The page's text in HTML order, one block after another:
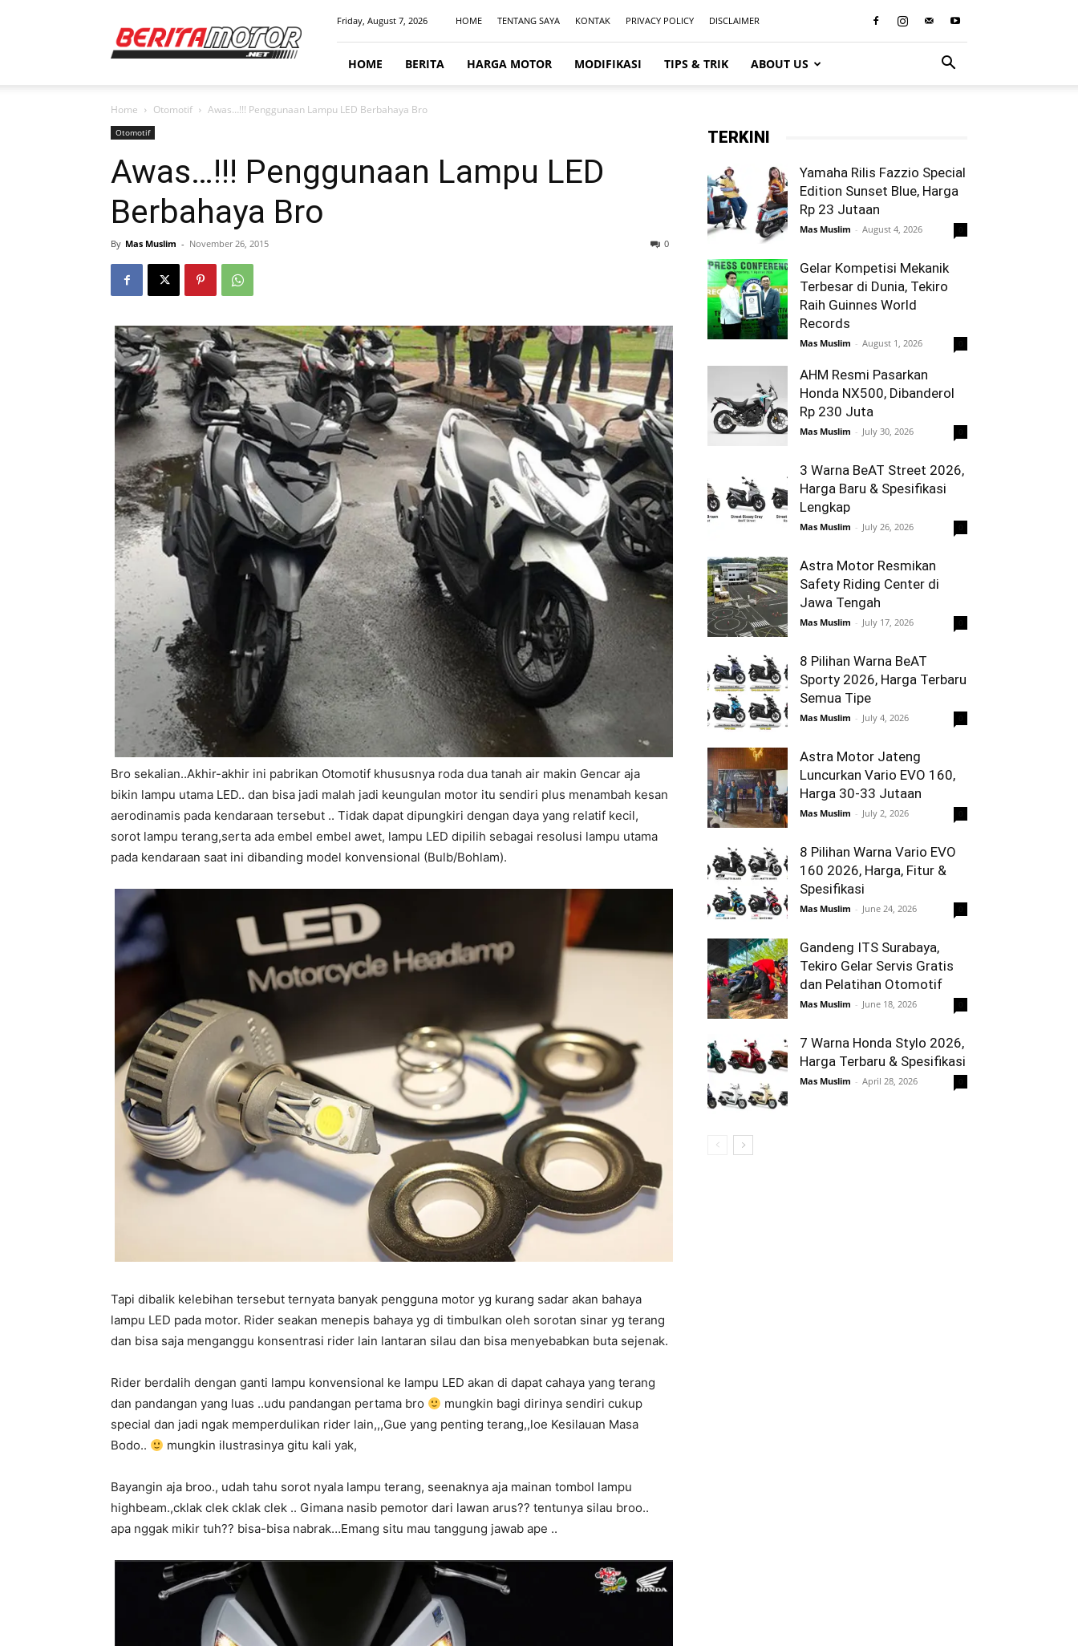
Friday, August 7, 2026 HOME TENTANG SAYA KONTAK PRIVACY POLICY DISCLAIMER
HOME BERITA HARGA MOTOR MODIFIKASI TIPS & TRIK ABOUT US
Home Otomotif Awas…!!! Penggunaan Lampu LED Berbahaya Bro
Otomotif
Awas…!!! Penggunaan Lampu LED
Berbahaya Bro
By Mas Muslim - November 26, 2015 0
Bro sekalian..Akhir-akhir ini pabrikan Otomotif khususnya roda dua tanah air makin Gencar aja
bikin lampu utama LED.. dan bisa jadi malah jadi keungulan motor itu sendiri plus menambah kesan
aerodinamis pada kendaraan tersebut .. Tidak dapat dipungkiri dengan daya yang relatif kecil,
sorot lampu terang,serta ada embel embel awet, lampu LED dipilih sebagai resolusi lampu utama
pada kendaraan saat ini dibanding model konvensional (Bulb/Bohlam).
Tapi dibalik kelebihan tersebut ternyata banyak pengguna motor yg kurang sadar akan bahaya
lampu LED pada motor. Rider seakan menepis bahaya yg di timbulkan oleh sorotan sinar yg terang
dan bisa saja menganggu konsentrasi rider lain lantaran silau dan bisa menyebabkan buta sejenak.
Rider berdalih dengan ganti lampu konvensional ke lampu LED akan di dapat cahaya yang terang
dan pandangan yang luas ..udu pandangan pertama bro
mungkin bagi dirinya sendiri cukup
special dan jadi ngak memperdulikan rider lain,,,Gue yang penting terang,,loe Kesilauan Masa
Bodo..
mungkin ilustrasinya gitu kali yak,
Bayangin aja broo., udah tahu sorot nyala lampu terang, seenaknya aja mainan tombol lampu
highbeam.,cklak clek cklak clek .. Gimana nasib pemotor dari lawan arus?? tentunya silau broo..
apa nggak mikir tuh?? bisa-bisa nabrak…Emang situ mau tanggung jawab ape ..
TERKINI
Yamaha Rilis Fazzio Special
Edition Sunset Blue, Harga
Rp 23 Jutaan
Mas Muslim - August 4, 2026
Gelar Kompetisi Mekanik
Terbesar di Dunia, Tekiro
Raih Guinnes World
Records
Mas Muslim - August 1, 2026
AHM Resmi Pasarkan
Honda NX500, Dibanderol
Rp 230 Juta
Mas Muslim - July 30, 2026
3 Warna BeAT Street 2026,
Harga Baru & Spesifikasi
Lengkap
Mas Muslim - July 26, 2026
Astra Motor Resmikan
Safety Riding Center di
Jawa Tengah
Mas Muslim - July 17, 2026
8 Pilihan Warna BeAT
Sporty 2026, Harga Terbaru
Semua Tipe
Mas Muslim - July 4, 2026
Astra Motor Jateng
Luncurkan Vario EVO 160,
Harga 30-33 Jutaan
Mas Muslim - July 2, 2026
8 Pilihan Warna Vario EVO
160 2026, Harga, Fitur &
Spesifikasi
Mas Muslim - June 24, 2026
Gandeng ITS Surabaya,
Tekiro Gelar Servis Gratis
dan Pelatihan Otomotif
Mas Muslim - June 18, 2026
7 Warna Honda Stylo 2026,
Harga Terbaru & Spesifikasi
Mas Muslim - April 28, 2026